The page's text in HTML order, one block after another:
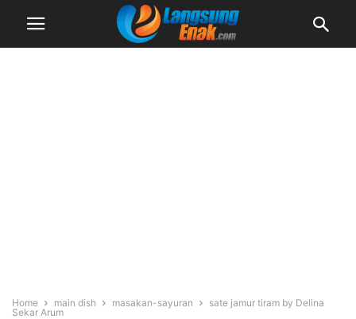
Home main dish masakan-sayuran
sate jamur tiram by Delina
Sekar Arum